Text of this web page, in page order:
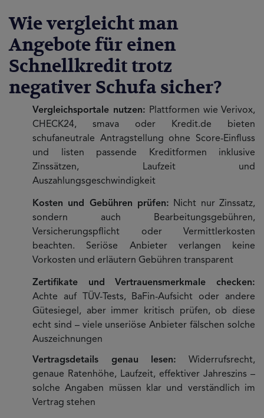
Wie vergleicht man
Angebote für einen
Schnellkredit trotz
negativer Schufa sicher?
Vergleichsportale nutzen: Plattformen wie Verivox,
CHECK24, smava oder Kredit.de bieten
schufaneutrale Antragstellung ohne Score-Einfluss
und listen passende Kreditformen inklusive
Zinssätzen, Laufzeit und
Auszahlungsgeschwindigkeit
Kosten und Gebühren prüfen: Nicht nur Zinssatz,
sondern auch Bearbeitungsgebühren,
Versicherungspflicht oder Vermittlerkosten
beachten. Seriöse Anbieter verlangen keine
Vorkosten und erläutern Gebühren transparent
Zertifikate und Vertrauensmerkmale checken:
Achte auf TÜV-Tests, BaFin-Aufsicht oder andere
Gütesiegel, aber immer kritisch prüfen, ob diese
echt sind – viele unseriöse Anbieter fälschen solche
Auszeichnungen
Vertragsdetails genau lesen: Widerrufsrecht,
genaue Ratenhöhe, Laufzeit, effektiver Jahreszins –
solche Angaben müssen klar und verständlich im
Vertrag stehen